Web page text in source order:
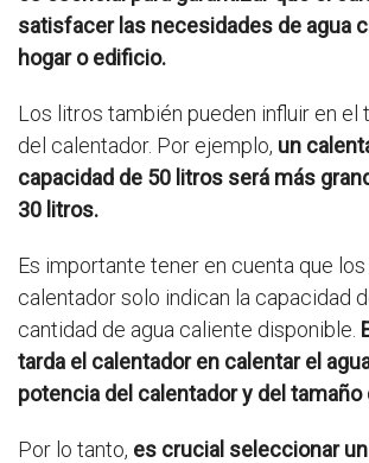
satisfacer las necesidades de agua
hogar o edificio.
Los litros también pueden influir en el
del calentador. Por ejemplo, un
capacidad de 50 litros será más
30 litros.
Es importante tener en cuenta que
calentador solo indican la capacidad
cantidad de agua caliente disponible.
tarda el calentador en calentar el
potencia del calentador y del tamaño
Por lo tanto, es crucial seleccionar